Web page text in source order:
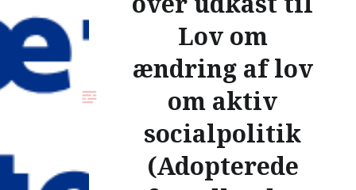
Lov om
ændring af lov
om aktiv
socialpolitik
(Adopterede